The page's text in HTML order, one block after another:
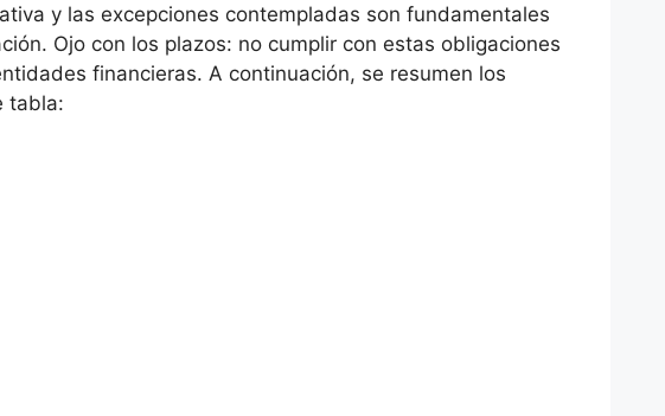
y las excepciones contempladas son fundamentales
Ojo con los plazos: no cumplir con estas obligaciones
financieras. A continuación, se resumen los
tabla: